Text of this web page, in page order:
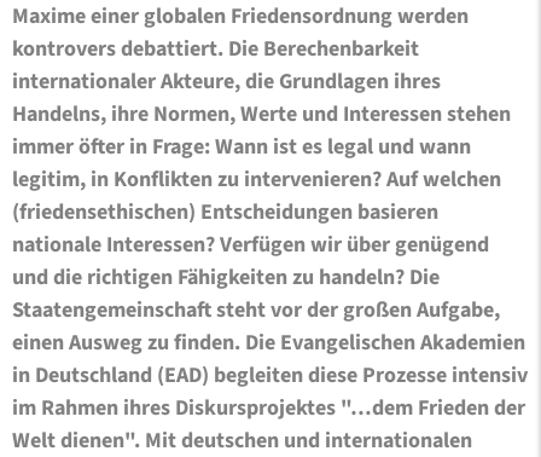
Maxime einer globalen Friedensordnung werden
kontrovers debattiert. Die Berechenbarkeit
internationaler Akteure, die Grundlagen ihres
Handelns, ihre Normen, Werte und Interessen stehen
immer öfter in Frage: Wann ist es legal und wann
legitim, in Konflikten zu intervenieren? Auf welchen
(friedensethischen) Entscheidungen basieren
nationale Interessen? Verfügen wir über genügend
und die richtigen Fähigkeiten zu handeln? Die
Staatengemeinschaft steht vor der großen Aufgabe,
einen Ausweg zu finden. Die Evangelischen Akademien
in Deutschland (EAD) begleiten diese Prozesse intensiv
im Rahmen ihres Diskursprojektes "…dem Frieden der
Welt dienen". Mit deutschen und internationalen